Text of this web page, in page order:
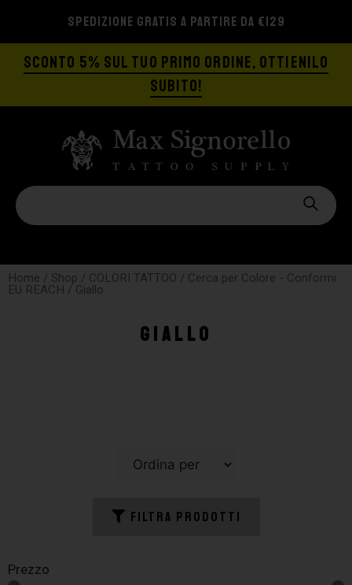
SPEDIZIONE GRATIS A PARTIRE DA €129
SCONTO 5% SUL TUO PRIMO ORDINE, OTTIENILO
SUBITO!
Home / Shop / COLORI TATTOO / Cerca per Colore - Conformi
EU REACH / Giallo
Giallo
FILTRA PRODOTTI
Prezzo